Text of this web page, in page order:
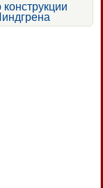
конструкции